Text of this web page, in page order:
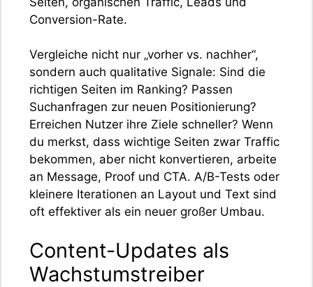
Conversion-Rate.
Vergleiche nicht nur „vorher vs. nachher“,
sondern auch qualitative Signale: Sind die
richtigen Seiten im Ranking? Passen
Suchanfragen zur neuen Positionierung?
Erreichen Nutzer ihre Ziele schneller? Wenn
du merkst, dass wichtige Seiten zwar Traffic
bekommen, aber nicht konvertieren, arbeite
an Message, Proof und CTA. A/B-Tests oder
kleinere Iterationen an Layout und Text sind
oft effektiver als ein neuer großer Umbau.
Content-Updates als
Wachstumstreiber